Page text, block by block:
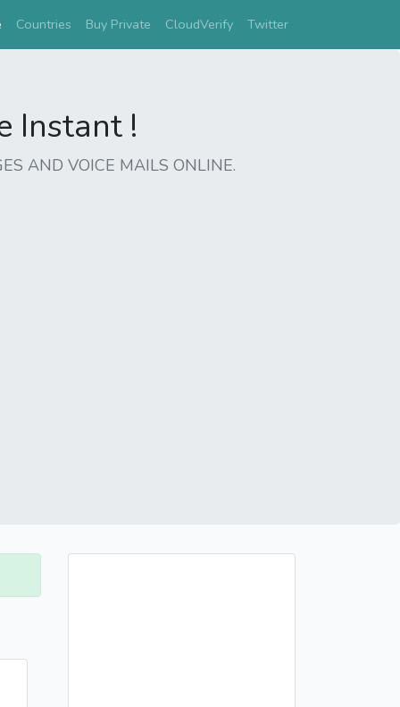
(current)
Countries Buy Private CloudVerify Twitter
Instant !
AND VOICE MAILS ONLINE.